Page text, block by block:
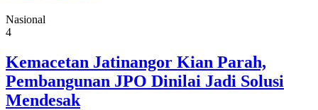
Nasional
4
Kemacetan Jatinangor Kian Parah,
Pembangunan JPO Dinilai Jadi Solusi
Mendesak